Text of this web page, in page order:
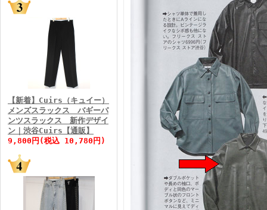
FINEBOYS2026年3月号
FINEBOYS2026年2月号
【新着】Cuirs（キュイー）
メンズスラックス バギーパ
ンツスラックス 新作デザイ
ン｜渋谷Cuirs【通販】
9,800円(税込 10,780円)